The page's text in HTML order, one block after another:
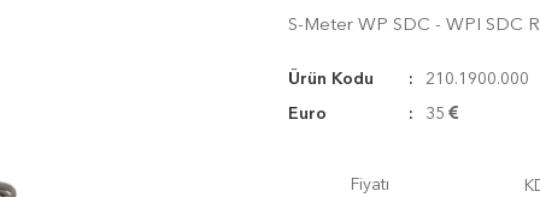
S-Meter WP SDC - WPI SDC
Ürün Kodu 210.1900.000
Euro 35
Fiyatı